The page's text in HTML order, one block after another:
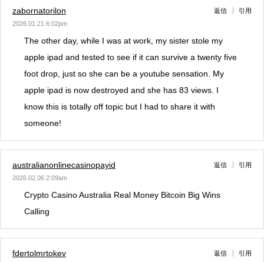
zabornatorilon
2026.01.21 6:02pm
返信 引用
The other day, while I was at work, my sister stole my
apple ipad and tested to see if it can survive a twenty five
foot drop, just so she can be a youtube sensation. My
apple ipad is now destroyed and she has 83 views. I
know this is totally off topic but I had to share it with
someone!
australianonlinecasinopayid
2026.02.06 2:09am
返信 引用
Crypto Casino Australia Real Money Bitcoin Big Wins
Calling
fdertolmrtokev 返信 引用